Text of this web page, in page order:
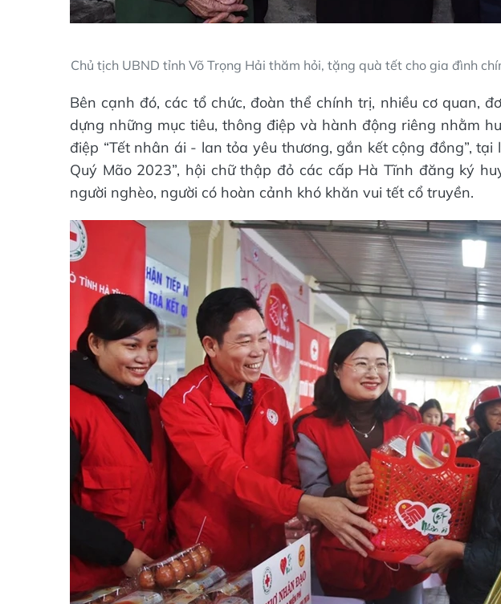
Chủ tịch UBND tỉnh Võ Trọng Hải thăm hỏi, tặng quà tết cho gia đình
Bên cạnh đó, các tổ chức, đoàn thể chính trị, nhiều cơ quan,
dựng những mục tiêu, thông điệp và hành động riêng nhằm
điệp “Tết nhân ái - lan tỏa yêu thương, gắn kết cộng đồng”,
Quý Mão 2023”, hội chữ thập đỏ các cấp Hà Tĩnh đăng ký
người nghèo, người có hoàn cảnh khó khăn vui tết cổ truyền.